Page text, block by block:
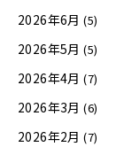
2026年6月 (5)
2026年5月 (5)
2026年4月 (7)
2026年3月 (6)
2026年2月 (7)